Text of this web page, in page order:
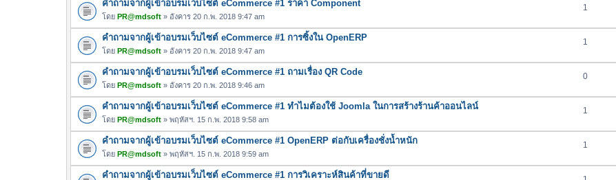
คำถามจากผู้เข้าอบรมเว็บไซต์ eCommerce #1 ราคา Component
โดย PR@mdsoft » อังคาร 20 ก.พ. 2018 9:47 am
1
คำถามจากผู้เข้าอบรมเว็บไซต์ eCommerce #1 การซิ้งใน OpenERP
โดย PR@mdsoft » อังคาร 20 ก.พ. 2018 9:47 am
1
คำถามจากผู้เข้าอบรมเว็บไซต์ eCommerce #1 ถามเรื่อง QR Code
โดย PR@mdsoft » อังคาร 20 ก.พ. 2018 9:46 am
0
คำถามจากผู้เข้าอบรมเว็บไซต์ eCommerce #1 ทำไมต้องใช้ Joomla ในการสร้างร้านค้าออนไลน์
โดย PR@mdsoft » พฤหัสฯ. 15 ก.พ. 2018 9:58 am
1
คำถามจากผู้เข้าอบรมเว็บไซต์ eCommerce #1 OpenERP ต่อกับเครื่องชั่งน้ำหนัก
โดย PR@mdsoft » พฤหัสฯ. 15 ก.พ. 2018 9:59 am
1
คำถามจากผู้เข้าอบรมเว็บไซต์ eCommerce #1 การวิเคราะห์สินค้าที่ขายดี